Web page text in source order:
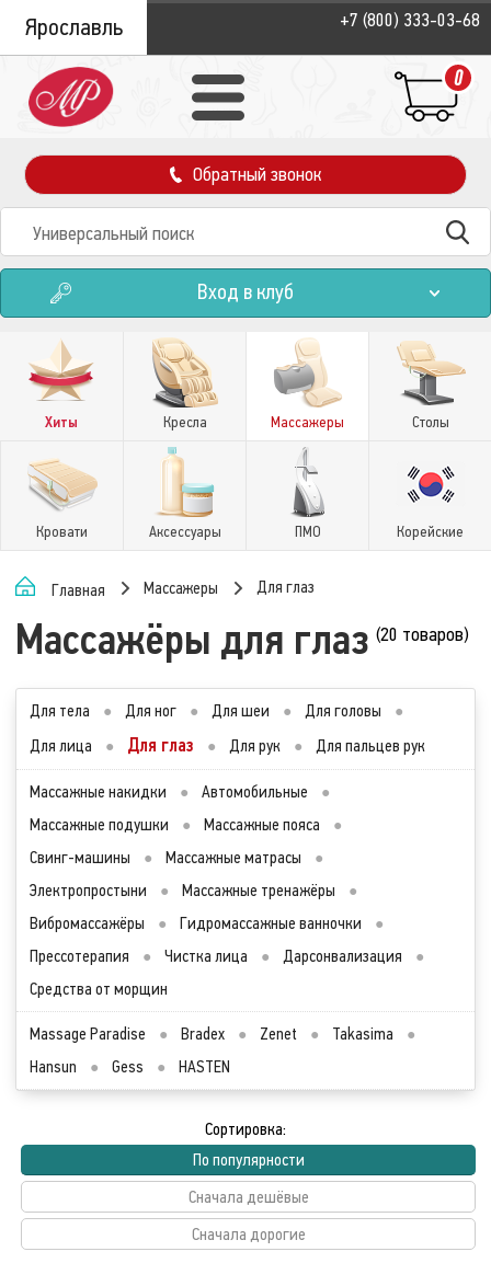
Ярославль +7 (800) 333-03-68
0
Обратный звонок
Вход в клуб
Хиты Кресла Массажеры Столы
Кровати Аксессуары ПМО Корейские
Главная Массажеры Для глаз
Массажёры для глаз (20 товаров)
Для тела ● Для ног ● Для шеи ● Для головы
●
Для лица
● Для глаз ● Для рук ● Для пальцев рук
Массажные накидки ● Автомобильные
●
Массажные подушки
● Массажные пояса
●
Свинг-машины
● Массажные матрасы
●
Электропростыни
● Массажные тренажёры
●
Вибромассажёры
● Гидромассажные ванночки
●
Прессотерапия
● Чистка лица ● Дарсонвализация
●
Средства от морщин
Massage Paradise ● Bradex ● Zenet ● Takasima
●
Hansun
● Gess ● HASTEN
Сортировка:
По популярности
Сначала дешёвые
Сначала дорогие